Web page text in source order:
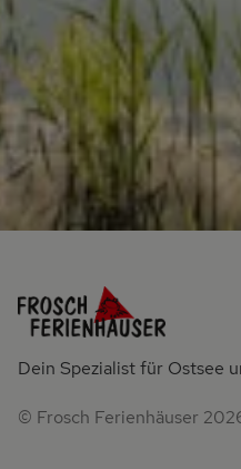
Dein Spezialist für Ostsee
© Frosch Ferienhäuser